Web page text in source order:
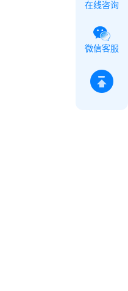
在线咨询
微信客服